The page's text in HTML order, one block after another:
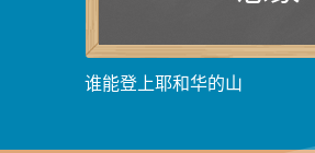
谁能登上耶和华的山